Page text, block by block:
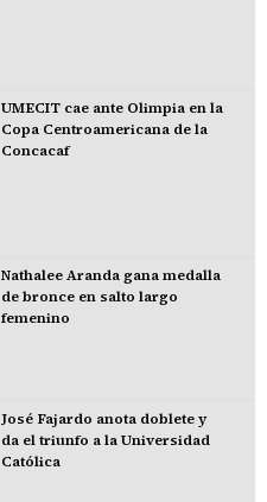
UMECIT cae ante Olimpia en la
Copa Centroamericana de la
Concacaf
Nathalee Aranda gana medalla
de bronce en salto largo
femenino
José Fajardo anota doblete y
da el triunfo a la Universidad
Católica